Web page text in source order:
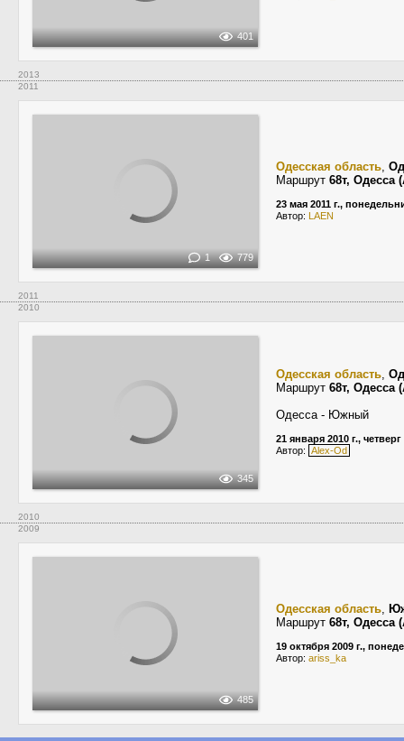
401
2013
2011
1 779
Одесская область,
Маршрут 68т,
23 мая 2011 г.,
Автор: LAEN
2011
2010
345
Одесская область,
Маршрут 68т,
Одесса - Южный
21 января 2010 г., четверг
Автор: Alex-Od
2010
2009
485
Одесская область,
Маршрут 68т,
19 октября 2009 г.,
Автор: ariss_ka